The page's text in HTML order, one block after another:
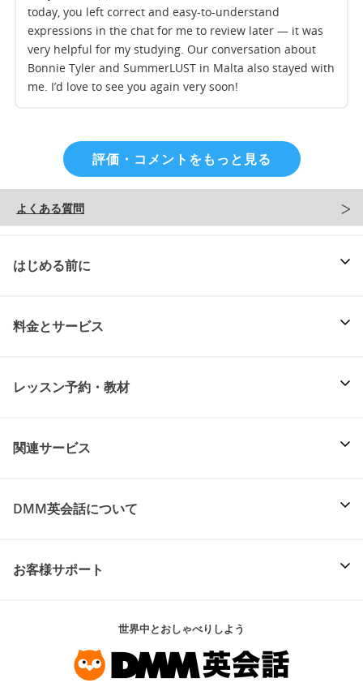
today, you left correct and easy-to-understand
expressions in the chat for me to review later — it was
very helpful for my studying. Our conversation about
Bonnie Tyler and SummerLUST in Malta also stayed with
me. I’d love to see you again very soon!
評価・コメントをもっと見る
よくある質問
はじめる前に
料金とサービス
レッスン予約・教材
関連サービス
DMM英会話について
お客様サポート
世界中とおしゃべりしよう